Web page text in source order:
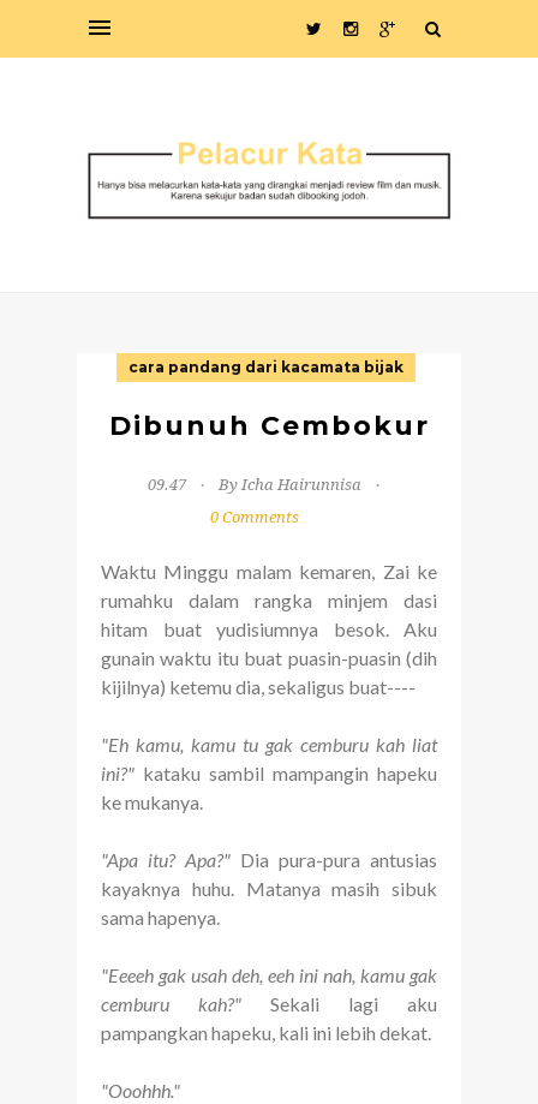
cara pandang dari kacamata bijak
Dibunuh Cembokur
09.47
By Icha Hairunnisa
0 Comments
Waktu Minggu malam kemaren, Zai ke
rumahku dalam rangka minjem dasi
hitam buat yudisiumnya besok. Aku
gunain waktu itu buat puasin-puasin (dih
kijilnya) ketemu dia, sekaligus buat----
"Eh kamu, kamu tu gak cemburu kah liat
ini?" kataku sambil mampangin hapeku
ke mukanya.
"Apa itu? Apa?" Dia pura-pura antusias
kayaknya huhu. Matanya masih sibuk
sama hapenya.
"Eeeeh gak usah deh, eeh ini nah, kamu gak
cemburu kah?" Sekali lagi aku
pampangkan hapeku, kali ini lebih dekat.
"Ooohhh."